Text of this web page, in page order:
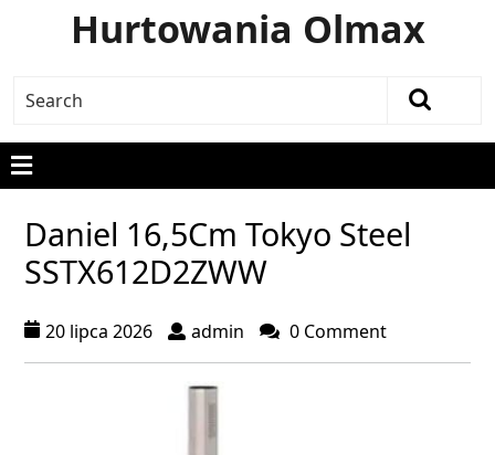
Hurtowania Olmax
Daniel 16,5Cm Tokyo Steel
SSTX612D2ZWW
20 lipca 2026 admin 0 Comment